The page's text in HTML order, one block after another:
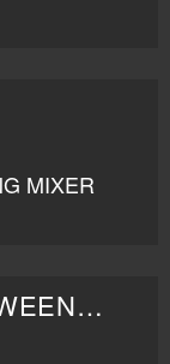
MIXER
A THIN LINE BETWEEN LOVE AND HATE